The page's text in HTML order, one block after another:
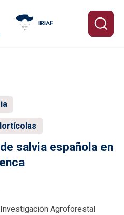
salvia española en
Agroforestal